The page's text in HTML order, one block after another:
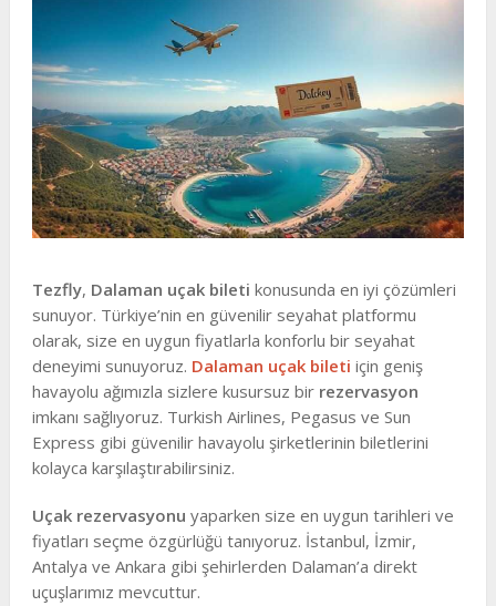
Tezfly, Dalaman uçak bileti konusunda en iyi çözümleri
sunuyor. Türkiye’nin en güvenilir seyahat platformu
olarak, size en uygun fiyatlarla konforlu bir seyahat
deneyimi sunuyoruz. Dalaman uçak bileti için geniş
havayolu ağımızla sizlere kusursuz bir rezervasyon
imkanı sağlıyoruz. Turkish Airlines, Pegasus ve Sun
Express gibi güvenilir havayolu şirketlerinin biletlerini
kolayca karşılaştırabilirsiniz.
Uçak rezervasyonu yaparken size en uygun tarihleri ve
fiyatları seçme özgürlüğü tanıyoruz. İstanbul, İzmir,
Antalya ve Ankara gibi şehirlerden Dalaman’a direkt
uçuşlarımız mevcuttur.